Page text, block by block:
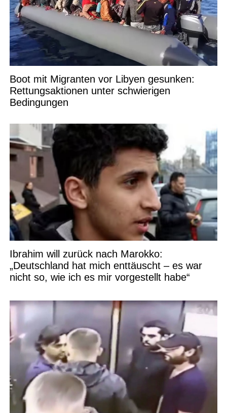
Boot mit Migranten vor Libyen gesunken:
Rettungsaktionen unter schwierigen
Bedingungen
Ibrahim will zurück nach Marokko:
„Deutschland hat mich enttäuscht – es war
nicht so, wie ich es mir vorgestellt habe“